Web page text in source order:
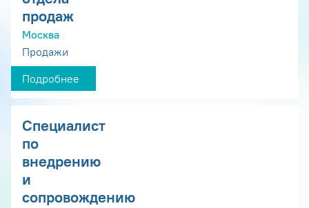
продаж
Москва
Продажи
Подробнее
Специалист
по
внедрению
и
сопровождению